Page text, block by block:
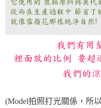
(Model拍照打光關係，所